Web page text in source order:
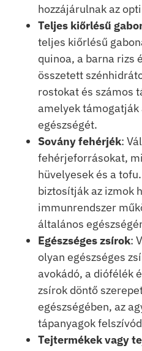
hozzájárulnak az
Teljes kiőrlésű
teljes kiőrlésű
quinoa, a barna rizs
összetett
rostokat és számos
amelyek támogatják
egészségét.
Sovány fehérjék:
fehérjeforrásokat,
hüvelyesek és a
biztosítják az izmok
immunrendszer
általános
Egészséges zsírok:
olyan egészséges
avokádó, a diófélék
zsírok döntő
egészségében, az
tápanyagok
Tejtermékek vagy